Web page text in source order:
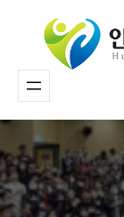
바
로
가
기